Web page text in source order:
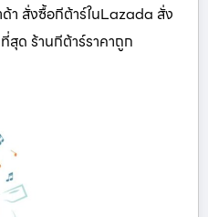
า สั่งซื้อกีต้าร์ในLazada สั่ง
สุด ร้านกีต้าร์ราคาถูก